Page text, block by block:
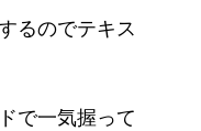
るのでテキス
で一気握って